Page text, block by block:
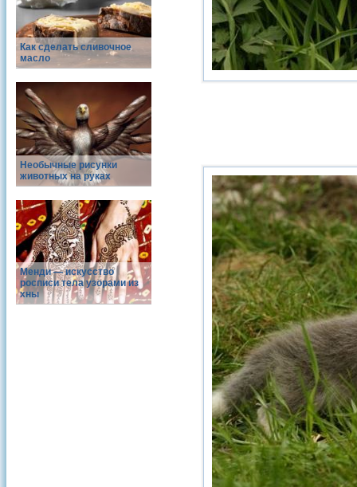
Как сделать сливочное
масло
Необычные рисунки
животных на руках
Менди — искусство
росписи тела узорами из
хны